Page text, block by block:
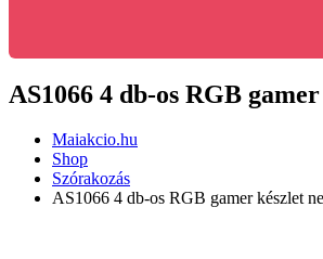
AS1066 4 db-os RGB
Maiakcio.hu
Shop
Szórakozás
AS1066 4 db-os RGB gamer készlet